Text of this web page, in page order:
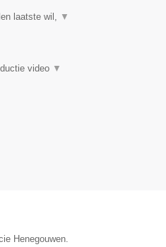
laatste wil, ▼
video ▼
Henegouwen.